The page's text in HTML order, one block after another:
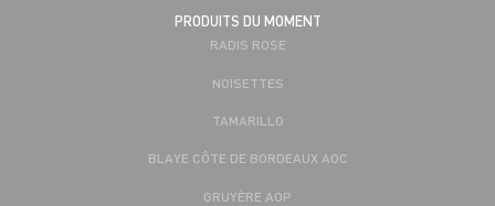
PRODUITS DU MOMENT
RADIS ROSE
NOISETTES
TAMARILLO
BLAYE CÔTE DE BORDEAUX AOC
GRUYÈRE AOP